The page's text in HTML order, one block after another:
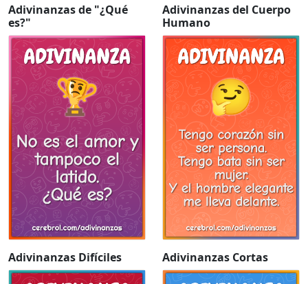
Adivinanzas de "¿Qué
es?"
Adivinanzas del Cuerpo
Humano
Adivinanzas Difíciles Adivinanzas Cortas